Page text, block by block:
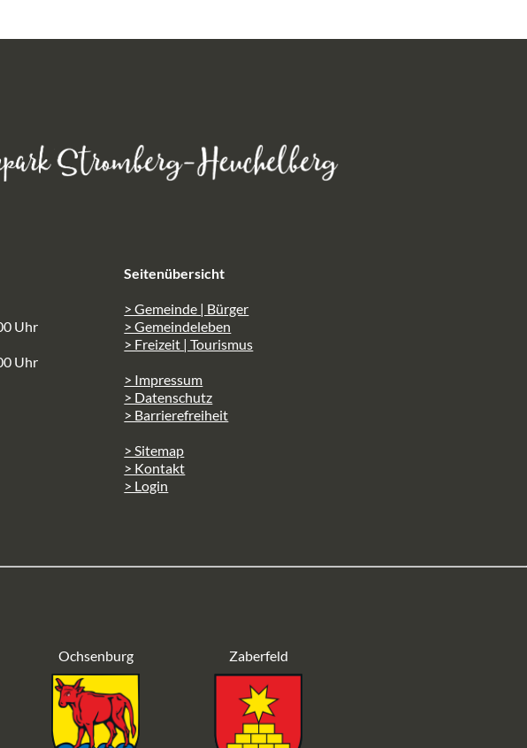
Uhr
Uhr
Seitenübersicht
> Gemeinde | Bürger
> Gemeindeleben
> Freizeit | Tourismus
> Impressum
> Datenschutz
> Barrierefreiheit
> Sitemap
> Kontakt
> Login
Ochsenburg Zaberfeld